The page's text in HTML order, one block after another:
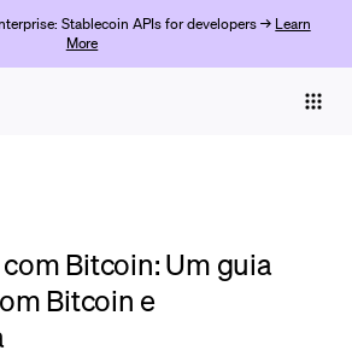
Stablecoin APIs for developers → Learn
More
Bitcoin: Um guia
Bitcoin e